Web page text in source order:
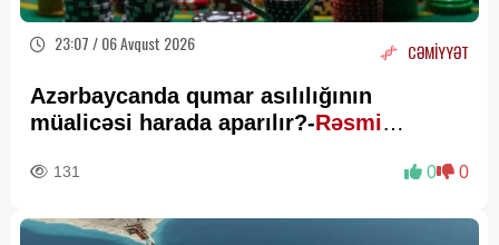
23:07 / 06 Avqust 2026 CƏMİYYƏT
Azərbaycanda qumar asılılığının
müalicəsi harada aparılır?-Rəsmi
131 0 0